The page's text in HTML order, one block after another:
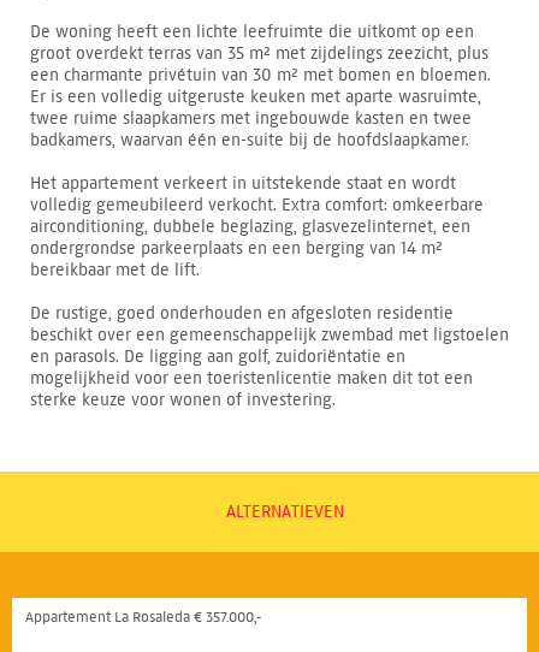
De woning heeft een lichte leefruimte die uitkomt op een
groot overdekt terras van 35 m² met zijdelings zeezicht, plus
een charmante privétuin van 30 m² met bomen en bloemen.
Er is een volledig uitgeruste keuken met aparte wasruimte,
twee ruime slaapkamers met ingebouwde kasten en twee
badkamers, waarvan één en-suite bij de hoofdslaapkamer.
Het appartement verkeert in uitstekende staat en wordt
volledig gemeubileerd verkocht. Extra comfort: omkeerbare
airconditioning, dubbele beglazing, glasvezelinternet, een
ondergrondse parkeerplaats en een berging van 14 m²
bereikbaar met de lift.
De rustige, goed onderhouden en afgesloten residentie
beschikt over een gemeenschappelijk zwembad met ligstoelen
en parasols. De ligging aan golf, zuidoriëntatie en
mogelijkheid voor een toeristenlicentie maken dit tot een
sterke keuze voor wonen of investering.
ALTERNATIEVEN
Appartement La Rosaleda € 357.000,-